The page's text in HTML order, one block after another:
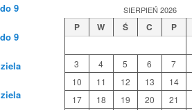
9
9
SIERPIEŃ 2026
P W Ś C P
3
4 5 6 7
10
11 12 13 14
17
18 19 20 21